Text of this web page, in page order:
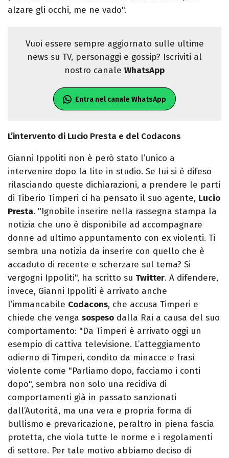
alzare gli occhi, me ne vado".
Vuoi essere sempre aggiornato sulle ultime
news su TV, personaggi e gossip? Iscriviti al
nostro canale WhatsApp
Entra nel canale WhatsApp
L’intervento di Lucio Presta e del Codacons
Gianni Ippoliti non è però stato l’unico a
intervenire dopo la lite in studio. Se lui si è difeso
rilasciando queste dichiarazioni, a prendere le parti
di Tiberio Timperi ci ha pensato il suo agente, Lucio
Presta. "Ignobile inserire nella rassegna stampa la
notizia che uno è disponibile ad accompagnare
donne ad ultimo appuntamento con ex violenti. Ti
sembra una notizia da inserire con quello che è
accaduto di recente e scherzare sul tema? Si
vergogni Ippoliti", ha scritto su Twitter. A difendere,
invece, Gianni Ippoliti è arrivato anche
l’immancabile Codacons, che accusa Timperi e
chiede che venga sospeso dalla Rai a causa del suo
comportamento: "Da Timperi è arrivato oggi un
esempio di cattiva televisione. L’atteggiamento
odierno di Timperi, condito da minacce e frasi
violente come "Parliamo dopo, facciamo i conti
dopo", sembra non solo una recidiva di
comportamenti già in passato sanzionati
dall’Autorità, ma una vera e propria forma di
bullismo e prevaricazione, peraltro in piena fascia
protetta, che viola tutte le norme e i regolamenti
di settore. Per tale motivo abbiamo deciso di